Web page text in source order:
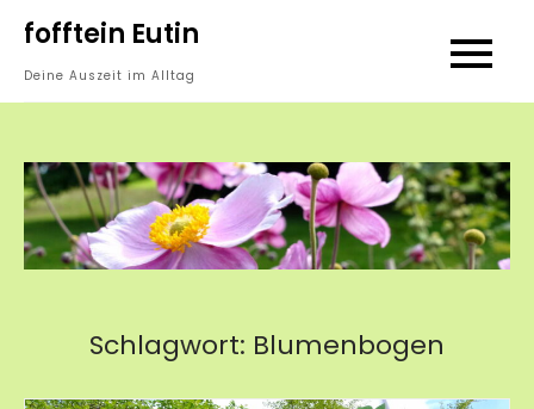
Skip
content
fofftein Eutin
Deine Auszeit im Alltag
Schlagwort: Blumenbogen